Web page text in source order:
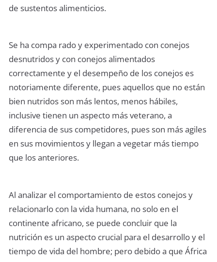
de sustentos alimenticios.
Se ha compa rado y experimentado con conejos
desnutridos y con conejos alimentados
correctamente y el desempeño de los conejos es
notoriamente diferente, pues aquellos que no están
bien nutridos son más lentos, menos hábiles,
inclusive tienen un aspecto más veterano, a
diferencia de sus competidores, pues son más agiles
en sus movimientos y llegan a vegetar más tiempo
que los anteriores.
Al analizar el comportamiento de estos conejos y
relacionarlo con la vida humana, no solo en el
continente africano, se puede concluir que la
nutrición es un aspecto crucial para el desarrollo y el
tiempo de vida del hombre; pero debido a que África